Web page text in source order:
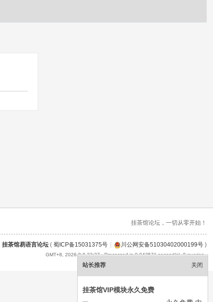
关闭
站长推荐
挂茶馆VIP模块永久免费
挂茶馆论坛，一切从零开始！
挂茶馆易语言论坛( 蜀ICP备15031375号 | 川公网安备51030402000199号)
GMT+8, 2026-8-8 22:37, Processed in 0.043571 second(s), 9 queries .